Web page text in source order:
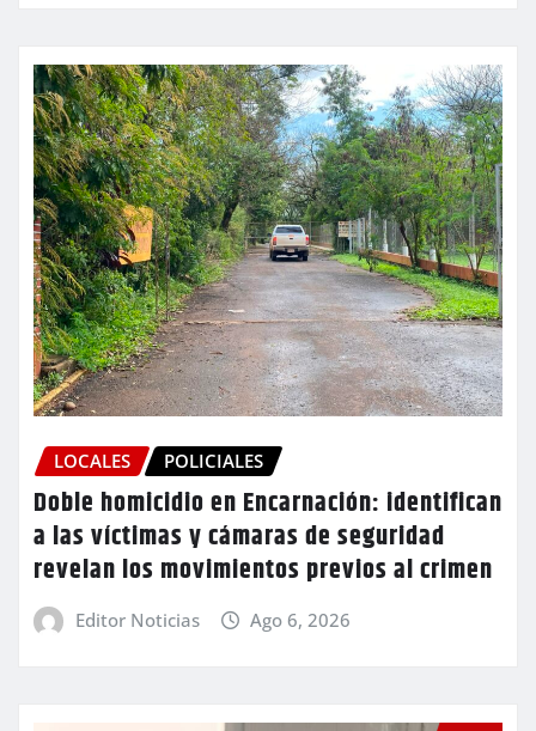
LOCALES POLICIALES
Doble homicidio en Encarnación: identifican
a las víctimas y cámaras de seguridad
revelan los movimientos previos al crimen
Editor Noticias Ago 6, 2026